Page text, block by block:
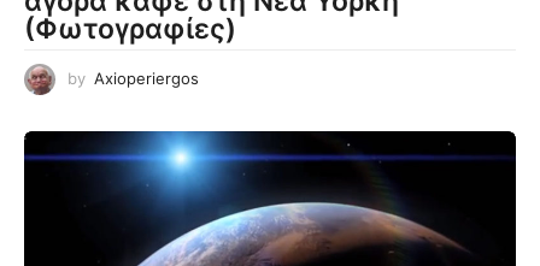
(Φωτογραφίες)
by Axioperiergos